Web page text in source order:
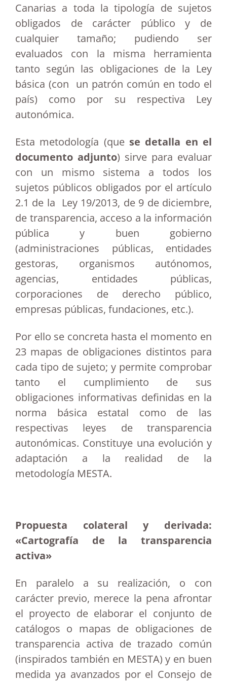
Canarias a toda la tipología de sujetos
obligados de carácter público y de
cualquier tamaño; pudiendo ser
evaluados con la misma herramienta
tanto según las obligaciones de la Ley
básica (con un patrón común en todo el
país) como por su respectiva Ley
autonómica.
Esta metodología (que se detalla en el
documento adjunto) sirve para evaluar
con un mismo sistema a todos los
sujetos públicos obligados por el artículo
2.1 de la Ley 19/2013, de 9 de diciembre,
de transparencia, acceso a la información
pública y buen gobierno
(administraciones públicas, entidades
gestoras, organismos autónomos,
agencias, entidades públicas,
corporaciones de derecho público,
empresas públicas, fundaciones, etc.).
Por ello se concreta hasta el momento en
23 mapas de obligaciones distintos para
cada tipo de sujeto; y permite comprobar
tanto el cumplimiento de sus
obligaciones informativas definidas en la
norma básica estatal como de las
respectivas leyes de transparencia
autonómicas. Constituye una evolución y
adaptación a la realidad de la
metodología MESTA.
Propuesta colateral y derivada:
«Cartografía de la transparencia
activa»
En paralelo a su realización, o con
carácter previo, merece la pena afrontar
el proyecto de elaborar el conjunto de
catálogos o mapas de obligaciones de
transparencia activa de trazado común
(inspirados también en MESTA) y en buen
medida ya avanzados por el Consejo de